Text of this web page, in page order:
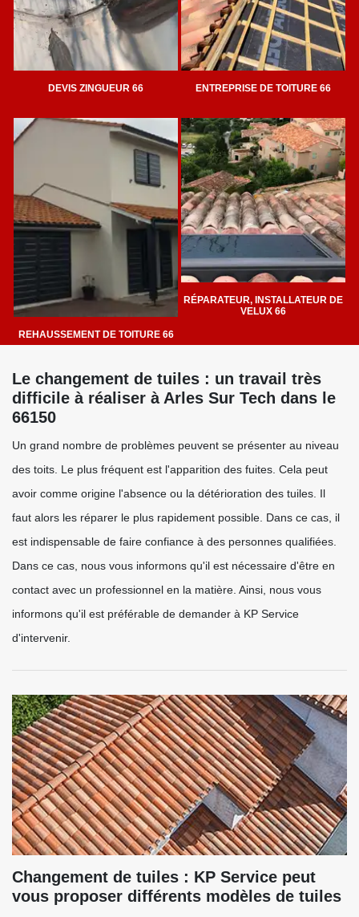
DEVIS ZINGUEUR 66 ENTREPRISE DE TOITURE 66
REHAUSSEMENT DE TOITURE 66
RÉPARATEUR, INSTALLATEUR DE
VELUX 66
Le changement de tuiles : un travail très
difficile à réaliser à Arles Sur Tech dans le
66150
Un grand nombre de problèmes peuvent se présenter au niveau
des toits. Le plus fréquent est l'apparition des fuites. Cela peut
avoir comme origine l'absence ou la détérioration des tuiles. Il
faut alors les réparer le plus rapidement possible. Dans ce cas, il
est indispensable de faire confiance à des personnes qualifiées.
Dans ce cas, nous vous informons qu'il est nécessaire d'être en
contact avec un professionnel en la matière. Ainsi, nous vous
informons qu'il est préférable de demander à KP Service
d'intervenir.
Changement de tuiles : KP Service peut
vous proposer différents modèles de tuiles